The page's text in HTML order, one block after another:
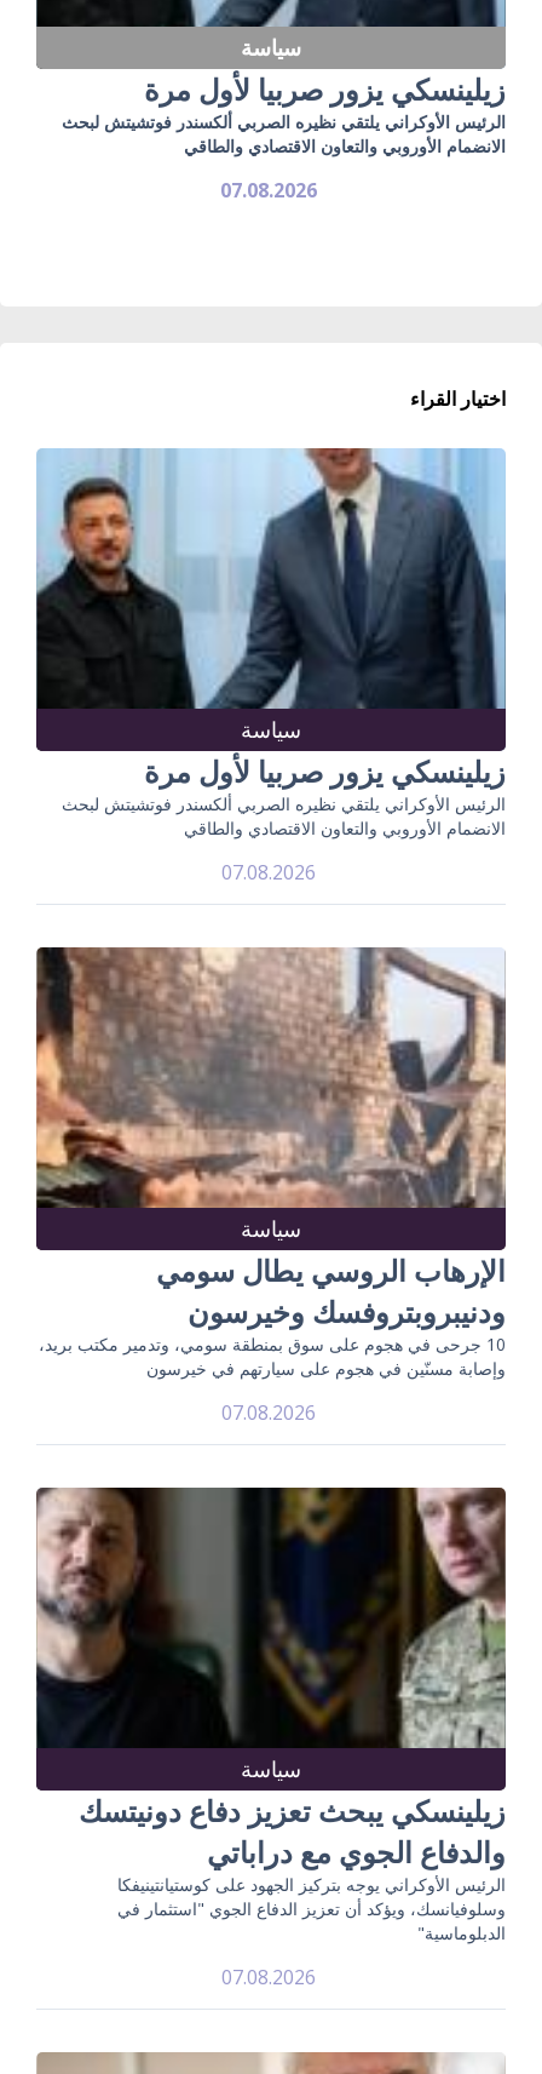
سياسة
زيلينسكي يزور صربيا لأول مرة
الرئيس الأوكراني يلتقي نظيره الصربي ألكسندر فوتشيتش لبحث
الانضمام الأوروبي والتعاون الاقتصادي والطاقي
07.08.2026
اختيار القراء
سياسة
زيلينسكي يزور صربيا لأول مرة
الرئيس الأوكراني يلتقي نظيره الصربي ألكسندر فوتشيتش لبحث
الانضمام الأوروبي والتعاون الاقتصادي والطاقي
07.08.2026
سياسة
الإرهاب الروسي يطال سومي
ودنيبروبتروفسك وخيرسون
10 جرحى في هجوم على سوق بمنطقة سومي، وتدمير مكتب بريد،
وإصابة مسنّين في هجوم على سيارتهم في خيرسون
07.08.2026
سياسة
زيلينسكي يبحث تعزيز دفاع دونيتسك
والدفاع الجوي مع دراباتي
الرئيس الأوكراني يوجه بتركيز الجهود على كوستيانتينيفكا
وسلوفيانسك، ويؤكد أن تعزيز الدفاع الجوي "استثمار في
الدبلوماسية"
07.08.2026